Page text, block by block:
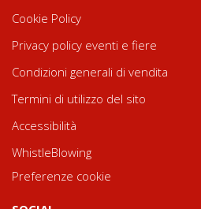
Cookie Policy
Privacy policy eventi e fiere
Condizioni generali di vendita
Termini di utilizzo del sito
Accessibilità
WhistleBlowing
Preferenze cookie